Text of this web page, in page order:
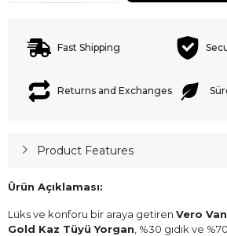
Fast Shipping
Returns and Exchanges
Product Features
Ürün Açıklaması:
Lüks ve konforu bir araya getiren Vero
Gold Kaz Tüyü Yorgan , %30 gıdık ve